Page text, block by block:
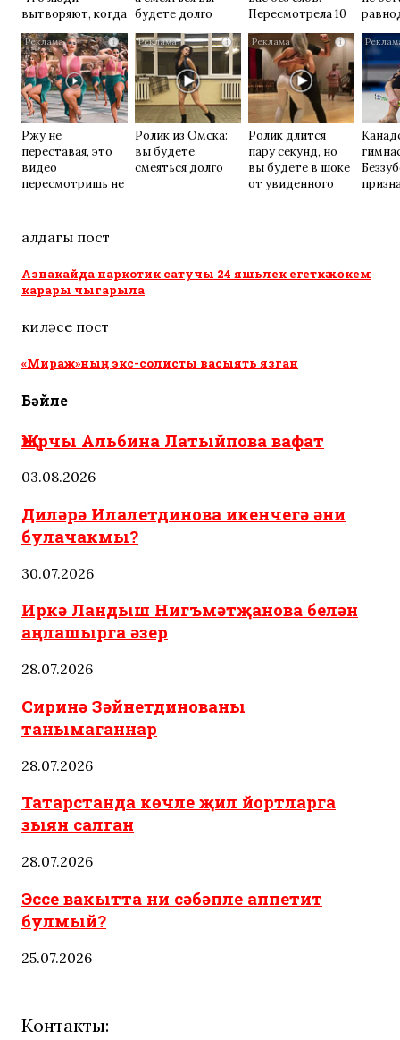
вытворяют, когда
их не видят...
будете долго
Пересмотрела 10
раз
i
Ржу не
переставая, это
видео
пересмотришь не
i
Ролик из Омска:
вы будете
смеяться долго
i
Ролик длится
пару секунд, но
вы будете в шоке
от увиденного
алдагы пост
Азнакайда наркотик сатучы 24 яшьлек егеткә хөкем
карары чыгарыла
киләсе пост
«Мираж»ның экс-солисты васыять язган
Бәйле
Җырчы Альбина Латыйпова вафат
03.08.2026
Диләрә Илалетдинова икенчегә әни
булачакмы?
30.07.2026
Иркә Ландыш Нигъмәтҗанова белән
аңлашырга әзер
28.07.2026
Сиринә Зәйнетдинованы
танымаганнар
28.07.2026
Татарстанда көчле җил йортларга
зыян салган
28.07.2026
Эссе вакытта ни сәбәпле аппетит
булмый?
25.07.2026
Контакты: